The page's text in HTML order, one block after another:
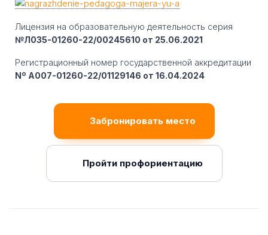
Лицензия на образовательную деятельность серия
№Л035-01260-22/00245610 от 25.06.2021
Регистрационный номер государственной аккредитации
Nº A007-01260-22/01129146 от 16.04.2024
Забронировать место
Пройти профориентацию